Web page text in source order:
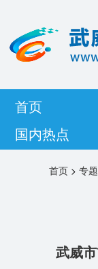
首页
国内热点
首页 > 专题
武威